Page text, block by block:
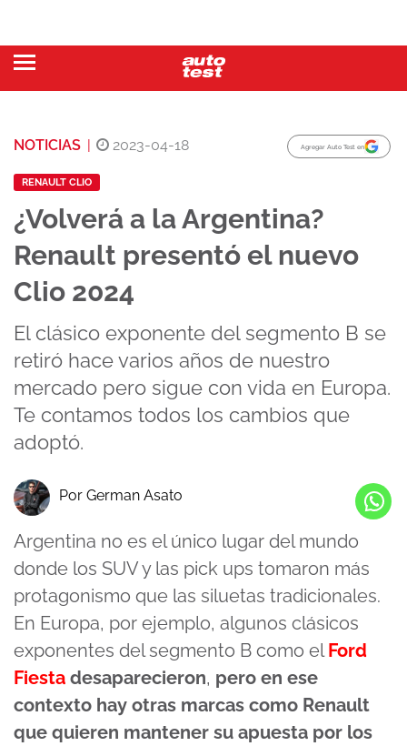
NOTICIAS | 2023-04-18 Agregar Auto Test en
RENAULT CLIO
¿Volverá a la Argentina?
Renault presentó el nuevo
Clio 2024
El clásico exponente del segmento B se
retiró hace varios años de nuestro
mercado pero sigue con vida en Europa.
Te contamos todos los cambios que
adoptó.
Por German Asato
Argentina no es el único lugar del mundo
donde los SUV y las pick ups tomaron más
protagonismo que las siluetas tradicionales.
En Europa, por ejemplo, algunos clásicos
exponentes del segmento B como elFord
Fiesta desaparecieron, pero en ese
contexto hay otras marcas como Renault
que quieren mantener su apuesta por los